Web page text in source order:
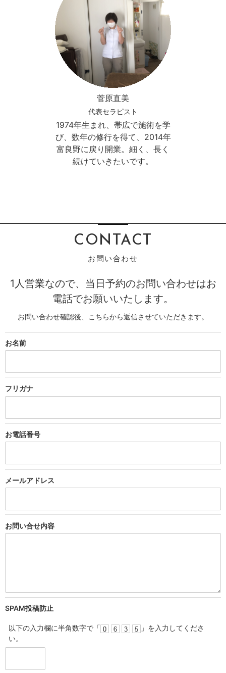
菅原直美
代表セラピスト
1974年生まれ、帯広で施術を学
び、数年の修行を得て、2014年
富良野に戻り開業。細く、長く
続けていきたいです。
CONTACT
1人営業なので、当日予約のお問い合わせはお
電話でお願いいたします。
お問い合わせ確認後、こちらから返信させていただきます。
お名前
フリガナ
お電話番号
メールアドレス
お問い合せ内容
SPAM投稿防止
以下の入力欄に半角数字で「
」を入力してくださ
い。